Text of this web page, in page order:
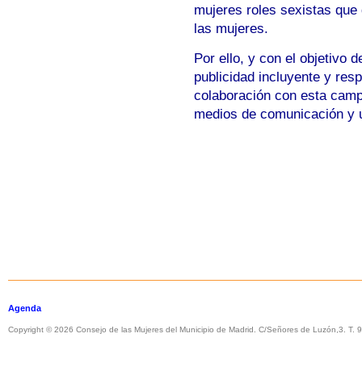
mujeres roles sexistas
las mujeres.
Por ello, y con el objetivo
publicidad incluyente y
colaboración con esta
medios de comunicación y
Agenda
Copyright © 2026 Consejo de las Mujeres del Municipio de Madrid. C/Señores de Luzón,3.